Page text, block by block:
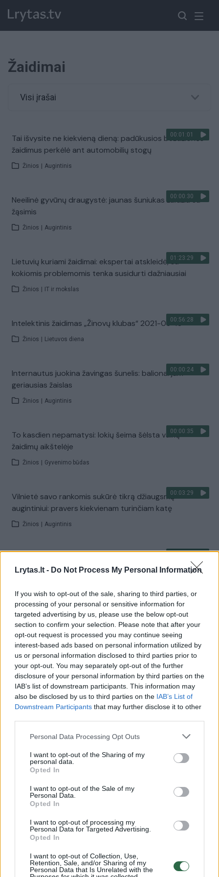
Lrytas.lt - Do Not Process My Personal Information
If you wish to opt-out of the sale, sharing to third parties, or
processing of your personal or sensitive information for
targeted advertising by us, please use the below opt-out
section to confirm your selection. Please note that after your
opt-out request is processed you may continue seeing
interest-based ads based on personal information utilized by
us or personal information disclosed to third parties prior to
your opt-out. You may separately opt-out of the further
disclosure of your personal information by third parties on the
IAB’s list of downstream participants. This information may
also be disclosed by us to third parties on the IAB’s List of
Downstream Participants that may further disclose it to other
Personal Data Processing Opt Outs
I want to opt-out of the Sharing of my
personal data.
Opted In
I want to opt-out of the Sale of my
Personal Data.
Opted In
I want to opt-out of processing my
Personal Data for Targeted Advertising.
Opted In
I want to opt-out of Collection, Use,
Retention, Sale, and/or Sharing of my
Personal Data that Is Unrelated with the
Žaidimai
Visi įrašai
00:01:01
Tai išvysite ne kiekvieną dieną: padūkusios beždžionės
žaidimus perkėlė ant automobilių stogų
Žinios Augintinis
00:00:30
Neeilinė gyvūnų draugystė: jaunas šuniukas žaidžia su
žąsimis
Žinios Augintinis
01:23:29
Lietuvių kuriami žaidimai: ekspertai atskleidė, su
kokiomis problemomis tenka susidurti dažniausiai
Žinios IT ir mokslas
00:56:28
Intelektinis žaidimas „Žinovų klubas“ 2021-03-10
Žinios Lietuvos diena
00:00:24
Internautus juokina žavingas šunelis: balionai jam –
geriausias žaislas
Žinios Augintinis
00:00:35
To kasdien nepamatysi: lokių šeima šėlsta vaikų
žaidimų aikštelėje
Žinios Gyvenimo būdas
00:03:29
Vilnietė savo rankomis sukūrė tikrą džiaugsmą
augintiniui: pravers kiekvienam turinčiam katę
Žinios Augintinis
papasakojo istoriją apie žvirblį
00:00:59
Mama pasidalijo nuotaikinga pirštukų žaidimų dainele
Žinios | Gyvenimo būdas
00:00:29
Pamatęs, ką kambaryje veikia katinas, žiūrovas
negalėjo to nenufilmuoti
Žinios | Videobumas
Žinios | Augintinis
00:00:32
Originalus augintinio elgesys privertė šeimininkus
kvatoti
Žinios | Augintinis
Ilgus metus nesimačiusių draugų akistata virpina
tūkstančius